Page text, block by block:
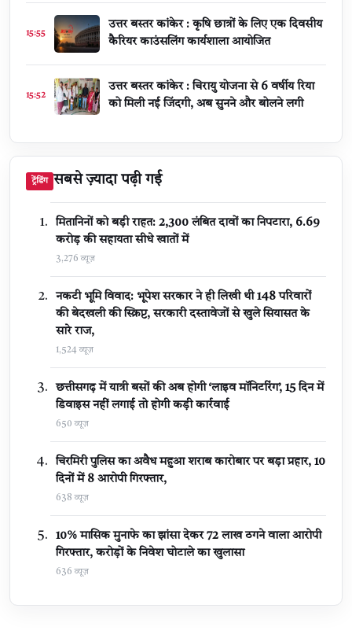
15:55
उत्तर बस्तर कांकेर : कृषि छात्रों के लिए एक दिवसीय
कैरियर काउंसलिंग कार्यशाला आयोजित
15:52
उत्तर बस्तर कांकेर : चिरायु योजना से 6 वर्षीय रिया
को मिली नई जिंदगी, अब सुनने और बोलने लगी
ट्रेंडिंग सबसे ज़्यादा पढ़ी गई
मितानिनों को बड़ी राहत: 2,300 लंबित दावों का निपटारा, ₹6.69
करोड़ की सहायता सीधे खातों में
3,276 व्यूज़
नकटी भूमि विवाद: भूपेश सरकार ने ही लिखी थी 148 परिवारों
की बेदखली की स्क्रिप्ट, सरकारी दस्तावेजों से खुले सियासत के
सारे राज,
1,524 व्यूज़
छत्तीसगढ़ में यात्री बसों की अब होगी ‘लाइव मॉनिटरिंग’, 15 दिन में
डिवाइस नहीं लगाई तो होगी कड़ी कार्रवाई
650 व्यूज़
चिरमिरी पुलिस का अवैध महुआ शराब कारोबार पर बड़ा प्रहार, 10
दिनों में 8 आरोपी गिरफ्तार,
638 व्यूज़
10% मासिक मुनाफे का झांसा देकर 72 लाख ठगने वाला आरोपी
गिरफ्तार, करोड़ों के निवेश घोटाले का खुलासा
636 व्यूज़